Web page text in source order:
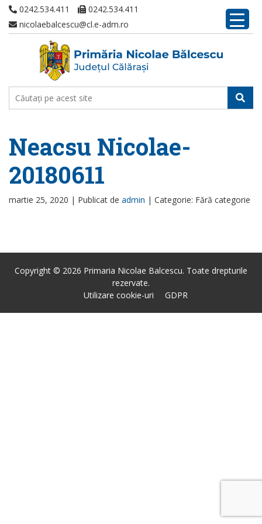
0242.534.411
0242.534.411
nicolaebalcescu@cl.e-adm.ro
Neacsu Nicolae-
20180611
martie 25, 2020 | Publicat de admin | Categorie: Fără categorie
Copyright © 2026 Primaria Nicolae Balcescu. Toate drepturile
rezervate.
Utilizare cookie-uri
GDPR